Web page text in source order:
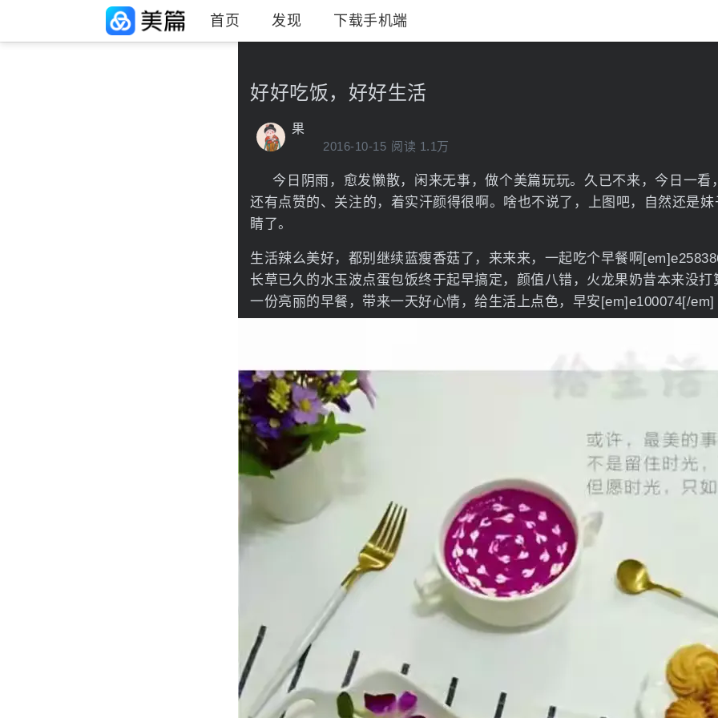
首页 发现 下载手机端
好好吃饭，好好生活
果
2016-10-15 阅读 1.1万
今日阴雨，愈发懒散，闲来无事，做个美篇玩玩。久已不来，今日一看
还有点赞的、关注的，着实汗颜得很啊。啥也不说了，上图吧，自然还是
睛了。
生活辣么美好，都别继续蓝瘦香菇了，来来来，一起吃个早餐啊
长草已久的水玉波点蛋包饭终于起早搞定，颜值八错，火龙果奶昔本来没
一份亮丽的早餐，带来一天好心情，给生活上点色，早安[em]e100074[/em]